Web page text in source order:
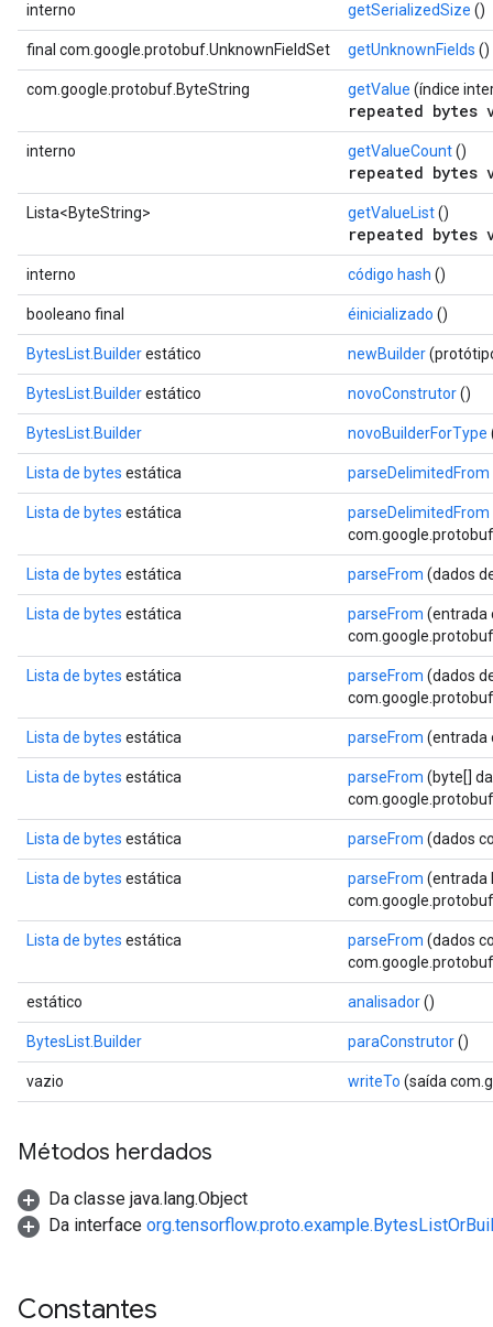
interno getSerializedSize ()
final com.google.protobuf.UnknownFieldSet getUnknownFields ()
com.google.protobuf.ByteString getValue (índice
repeated bytes
interno getValueCount()
repeated bytes
Lista<ByteString> getValueList()
repeated bytes
interno código hash ()
booleano final éinicializado ()
BytesList.Builderestático newBuilder
BytesList.Builderestático novoConstrutor()
BytesList.Builder novoBuilderForType
Lista de bytes estática parseDelimitedFrom
Lista de bytes estática parseDelimitedFrom
Lista de bytes estática parseFrom (dados
Lista de bytes estática parseFrom (entrada
Lista de bytes estática parseFrom (dados
Lista de bytes estática parseFrom (entrada
Lista de bytes estática parseFrom (byte[]
Lista de bytes estática parseFrom (dados
Lista de bytes estática parseFrom (entrada
Lista de bytes estática parseFrom (dados
estático analisador()
BytesList.Builder paraConstrutor()
vazio writeTo (saída
Métodos herdados
Da classe java.lang.Object
Da interface
Constantes